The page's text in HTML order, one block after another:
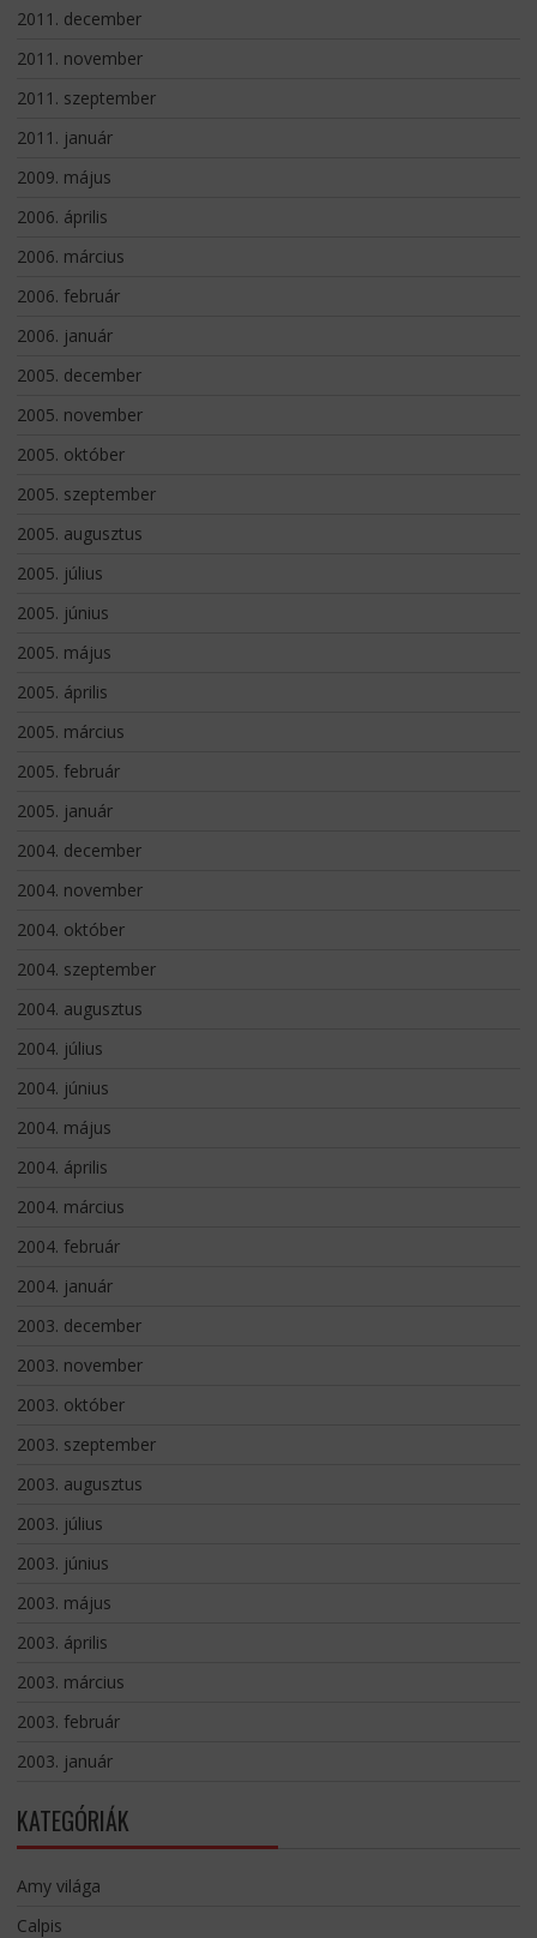
2011. december
2011. november
2011. szeptember
2011. január
2009. május
2006. április
2006. március
2006. február
2006. január
2005. december
2005. november
2005. október
2005. szeptember
2005. augusztus
2005. július
2005. június
2005. május
2005. április
2005. március
2005. február
2005. január
2004. december
2004. november
2004. október
2004. szeptember
2004. augusztus
2004. július
2004. június
2004. május
2004. április
2004. március
2004. február
2004. január
2003. december
2003. november
2003. október
2003. szeptember
2003. augusztus
2003. július
2003. június
2003. május
2003. április
2003. március
2003. február
2003. január
KATEGÓRIÁK
Amy világa
Calpis